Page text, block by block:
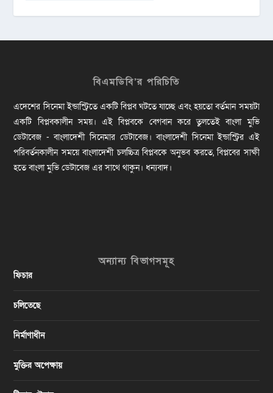
বিএমডিবি’র পরিচিতি
এদেশের সিনেমা ইন্ডাস্ট্রিতে একটি বিপ্লব ঘটতে যাচ্ছে এবং হয়তো বর্তমান সময়টা
একটি বিপ্লবকালীন সময়। এই বিপ্লবকে বেগবান করে তুলতেই বাংলা মুভি
ডেটাবেজ - বাংলাদেশী সিনেমার ডেটাবেজ। বাংলাদেশী সিনেমা ইন্ডাস্ট্রির এই
পরিবর্তনকালীন সময়ে বাংলাদেশী চলচ্চিত্র বিপ্লবকে অনুভব করতে, বিপ্লবের সাক্ষী
হতে বাংলা মুভি ডেটাবেজ এর সাথে থাকুন। ধন্যবাদ।
অন্যান্য বিভাগসমূহ
ফিচার
চলিতেছে
নির্মাণাধীন
মুক্তির অপেক্ষায়